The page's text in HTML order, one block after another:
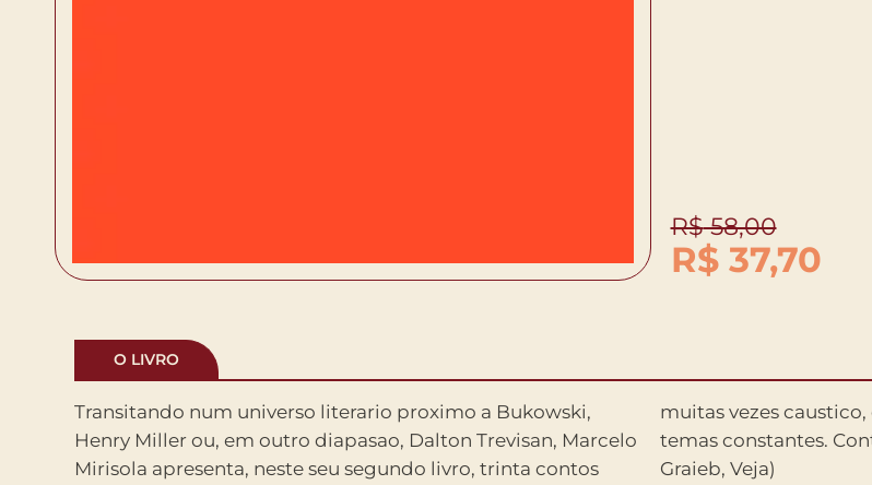
R$58,00
R$37,70
O LIVRO
Transitando num universo literario proximo a Bukowski,
Henry Miller ou, em outro diapasao, Dalton Trevisan, Marcelo
Mirisola apresenta, neste seu segundo livro, trinta contos
muitas vezes caustico, e o sexo, beirando a perversao, sao
temas constantes. Contos cheios de forca e humor. (Carlos
Graieb, Veja)